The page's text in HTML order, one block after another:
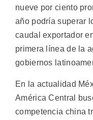
nueve por ciento
año podría superar
caudal exportador
primera línea de la
gobiernos
En la actualidad
América Central
competencia china